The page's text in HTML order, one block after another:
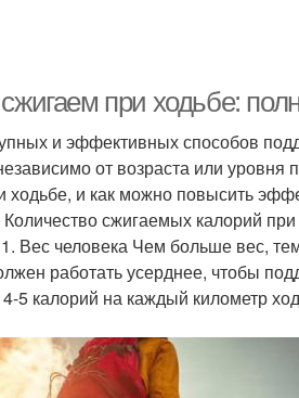
при ходьбе:
и эффективных способов
от возраста или уровня
ходьбе, и как можно повысить
сжигаемых калорий
Вес человека Чем больше вес,
работать усерднее, чтобы
5 калорий на каждый километр